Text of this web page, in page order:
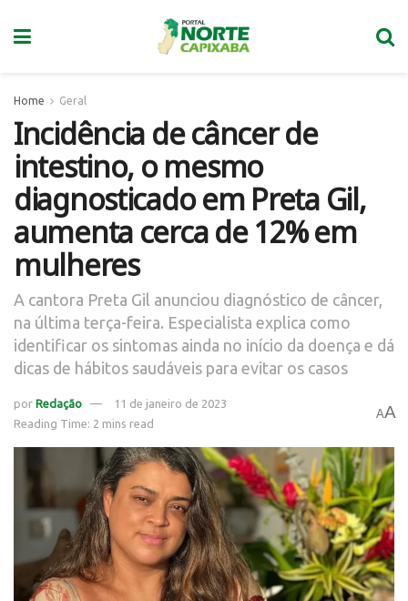
Home Geral
Incidência de câncer de
intestino, o mesmo
diagnosticado em Preta Gil,
aumenta cerca de 12% em
mulheres
A cantora Preta Gil anunciou diagnóstico de câncer,
na última terça-feira. Especialista explica como
identificar os sintomas ainda no início da doença e dá
dicas de hábitos saudáveis para evitar os casos
por Redação
11 de janeiro de 2023
Reading Time: 2 mins read
AA